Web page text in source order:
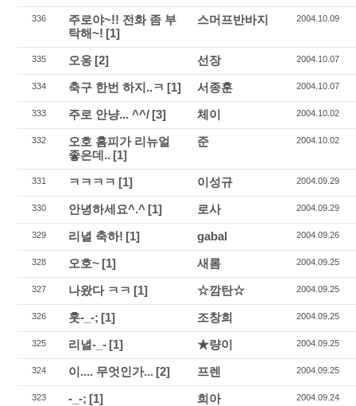
336
주로야~!! 전화 좀 부
탁해~! [1]
스머프반바지 2004.10.09
335 오옹 [2] 선장 2004.10.07
334 축구 한번 하지..ㅋ [1] 서종훈 2004.10.07
333 주로 안냥... ^^/ [3] 체이 2004.10.02
332
오호 홈피가 리뉴얼
좋은데.. [1]
준 2004.10.02
331 ㅋㅋㅋㅋ [1] 이성규 2004.09.29
330 안녕하세요^.^ [1] 로사 2004.09.29
329 리녈 축하! [1] gabal 2004.09.26
328 오호~ [1] 새롬 2004.09.25
327 나왔다 ㅋㅋ [1] ☆깜탄☆ 2004.09.25
326 훗-_-; [1] 조창희 2004.09.25
325 리녈-_- [1] ★량이 2004.09.25
324 이.... 무엇인가... [2] 프렌 2004.09.25
323 -_-; [1] 희아 2004.09.24